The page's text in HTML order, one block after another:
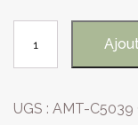
1004
UGS : AMT-C5039